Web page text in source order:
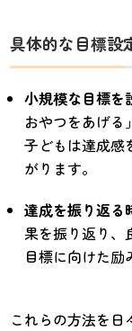
具体的な目標設
小規模な目標を
おやつをあげる
子どもは達成感
がります。
達成を振り返る
果を振り返り、
目標に向けた励
これらの方法を